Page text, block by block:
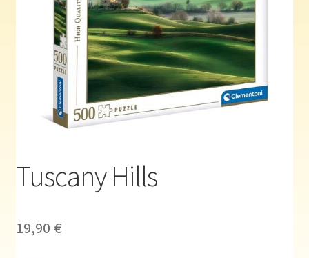
Aurinko Kustannus: kirjat
Auringon kirja- ja paperipuodit verkossa
Tuscany Hills
19,90 €